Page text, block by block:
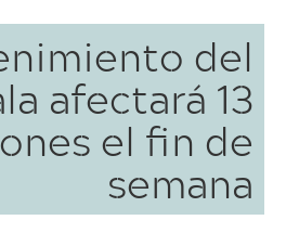
del
afectará 13
el fin de
semana